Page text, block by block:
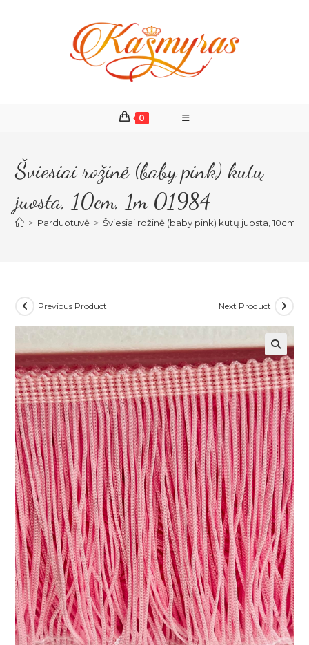
0
Šviesiai rožinė (baby pink) kutų
juosta, 10cm, 1m 01984
> Parduotuvė > Šviesiai rožinė (baby pink) kutų juosta, 10cm,
Previous Product Next Product